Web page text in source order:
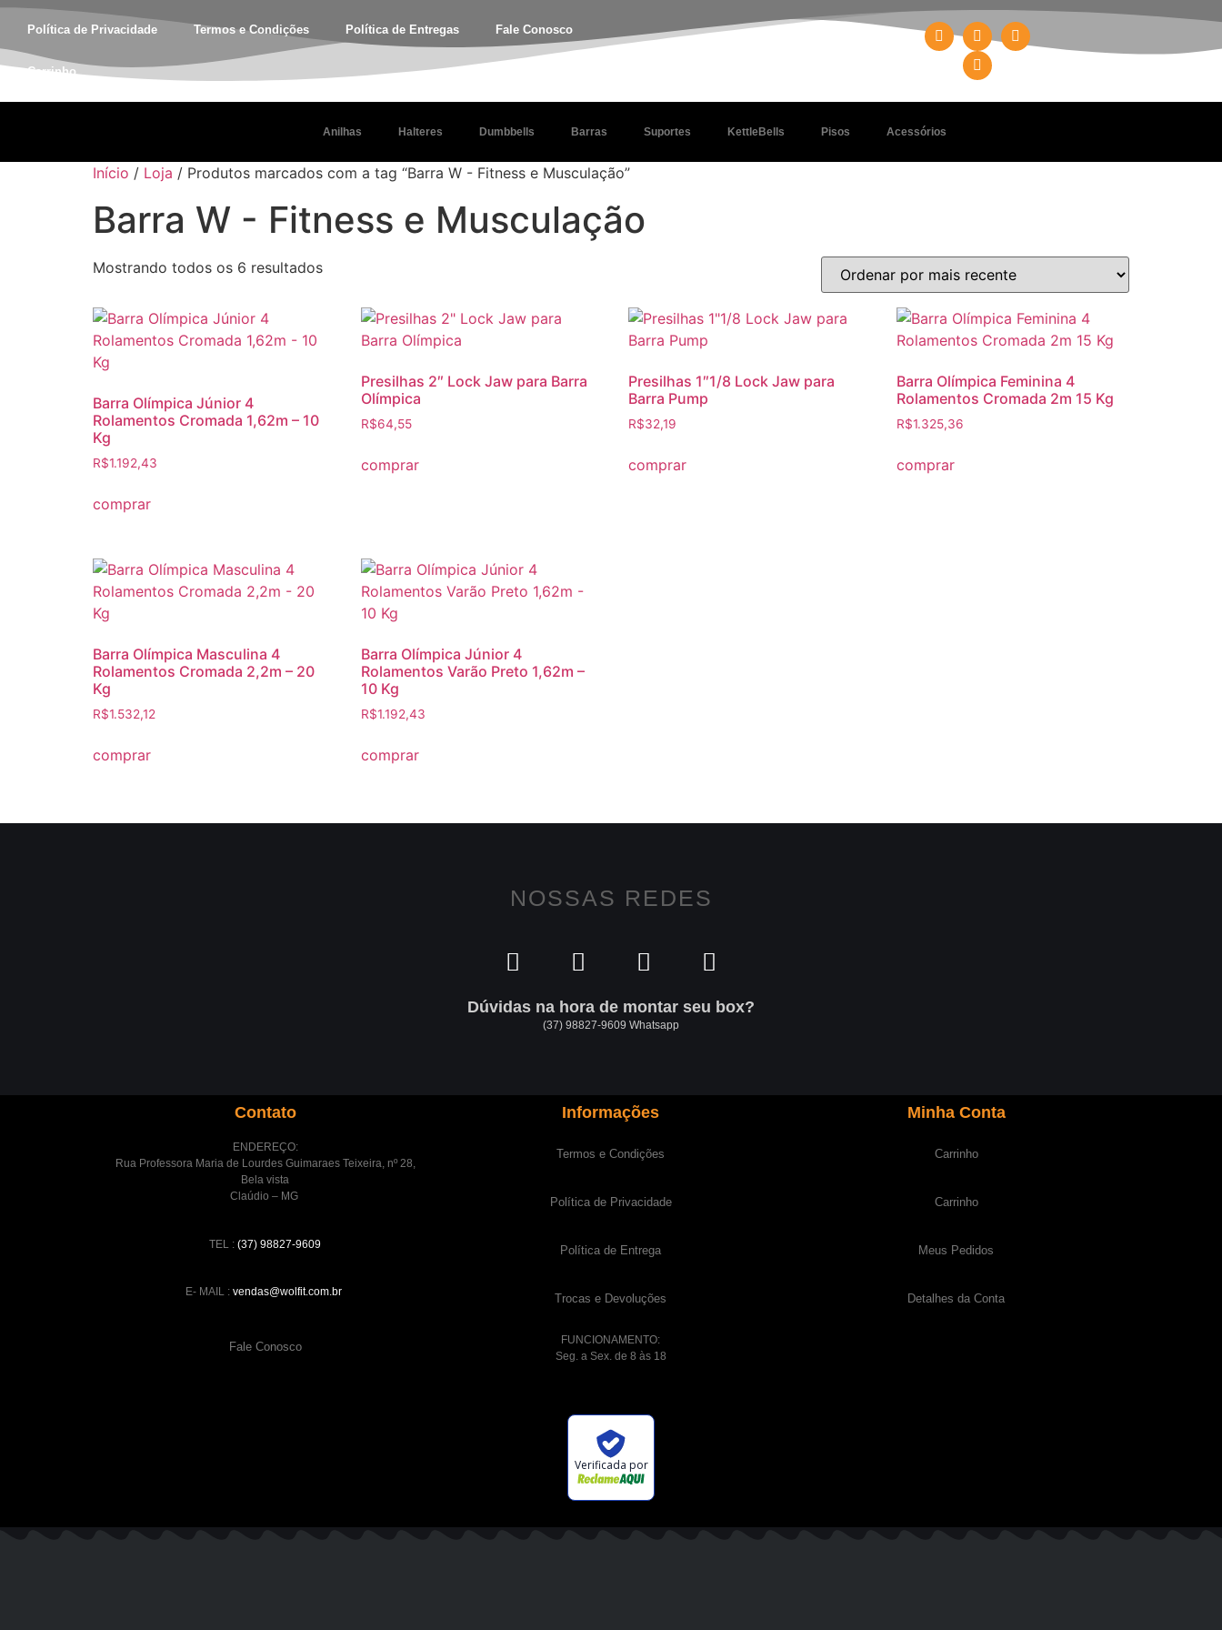
Política de Privacidade Termos e Condições Política de Entregas Fale Conosco
Carrinho
Anilhas Halteres Dumbbells Barras Suportes KettleBells Pisos Acessórios
Início / Loja / Produtos marcados com a tag “Barra W - Fitness e Musculação”
Barra W - Fitness e Musculação
Mostrando todos os 6 resultados
Barra Olímpica Júnior 4
Rolamentos Cromada 1,62m – 10
Kg
R$1.192,43
comprar
Presilhas 2″ Lock Jaw para Barra
Olímpica
R$64,55
comprar
Presilhas 1″1/8 Lock Jaw para
Barra Pump
R$32,19
comprar
Barra Olímpica Feminina 4
Rolamentos Cromada 2m 15 Kg
R$1.325,36
comprar
Barra Olímpica Masculina 4
Rolamentos Cromada 2,2m – 20
Kg
R$1.532,12
comprar
Barra Olímpica Júnior 4
Rolamentos Varão Preto 1,62m –
10 Kg
R$1.192,43
comprar
NOSSAS REDES
Dúvidas na hora de montar seu box?
(37) 98827-9609 Whatsapp
Contato
ENDEREÇO:
Rua Professora Maria de Lourdes Guimaraes Teixeira, nº 28,
Bela vista
Claúdio – MG
TEL :(37) 98827-9609
E- MAIL : vendas@wolfit.com.br
Fale Conosco
Informações
Termos e Condições
Política de Privacidade
Política de Entrega
Trocas e Devoluções
FUNCIONAMENTO:
Seg. a Sex. de 8 às 18
Minha Conta
Carrinho
Carrinho
Meus Pedidos
Detalhes da Conta
Verificada por